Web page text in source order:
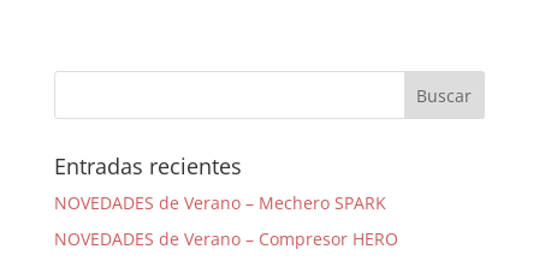
Entradas recientes
NOVEDADES de Verano – Mechero SPARK
NOVEDADES de Verano – Compresor HERO